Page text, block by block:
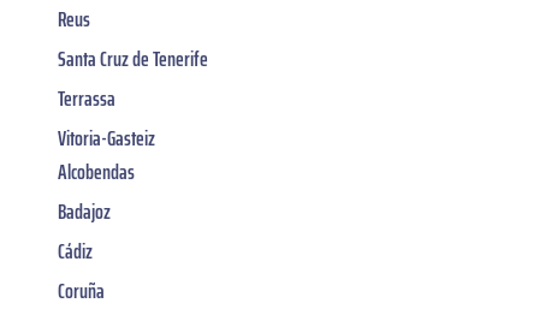
Reus
Santa Cruz de Tenerife
Terrassa
Vitoria-Gasteiz
Alcobendas
Badajoz
Cádiz
Coruña